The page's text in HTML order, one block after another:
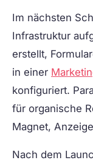
Im nächsten
Infrastruktur
erstellt,
in einer
konfiguriert.
für organische
Magnet,
Nach dem